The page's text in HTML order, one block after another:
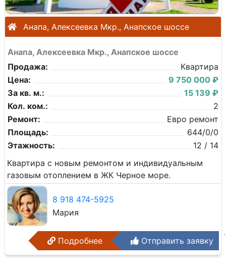
Анапа, Алексеевка Мкр., Анапское шоссе
Анапа, Алексеевка Мкр., Анапское шоссе
Продажа:
Квартира
Цена:
9 750 000 ₽
За кв. м.:
15 139 ₽
Кол. ком.:
2
Ремонт:
Евро ремонт
Площадь:
644/0/0
Этажность:
12 / 14
Квартира с новым ремонтом и индивидуальным
газовым отоплением в ЖК Черное море.
8 918 474-5925
Мария
Подробнее Отправить заявку